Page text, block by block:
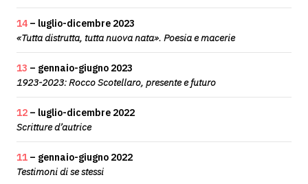
14 – luglio-dicembre 2023
«Tutta distrutta, tutta nuova nata». Poesia e macerie
13 – gennaio-giugno 2023
1923-2023: Rocco Scotellaro, presente e futuro
12 – luglio-dicembre 2022
Scritture d’autrice
11 – gennaio-giugno 2022
Testimoni di se stessi